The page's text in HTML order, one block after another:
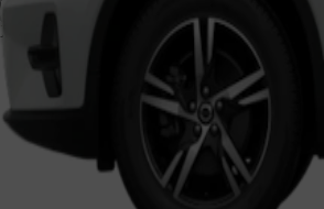
Pjesa e pasme
XC40 1 652 mm